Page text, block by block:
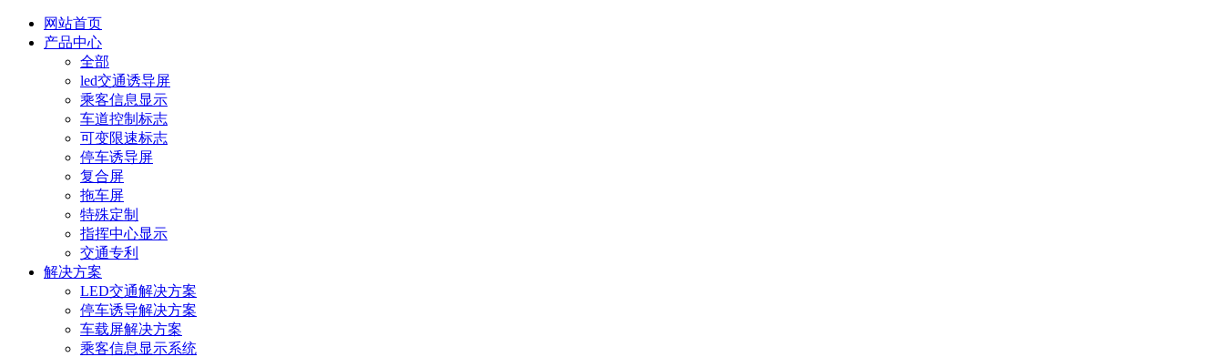
网站首页
产品中心
全部
led交通诱导屏
乘客信息显示
车道控制标志
可变限速标志
停车诱导屏
复合屏
拖车屏
特殊定制
指挥中心显示
交通专利
解决方案
LED交通解决方案
停车诱导解决方案
车载屏解决方案
乘客信息显示系统